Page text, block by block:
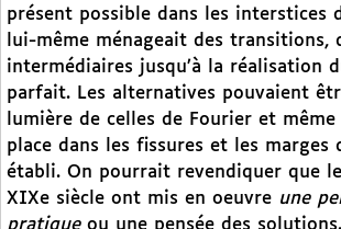
présent possible dans les interstices
lui-même ménageait des transitions,
intermédiaires jusqu’à la réalisation
parfait. Les alternatives pouvaient
lumière de celles de Fourier et
place dans les fissures et les marges
établi. On pourrait revendiquer que
XIXe siècle ont mis en oeuvre une
pratique ou une pensée des solutions.